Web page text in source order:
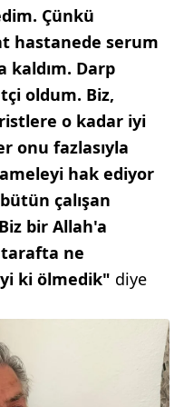
Çünkü
hastanede serum
kaldım. Darp
oldum. Biz,
o kadar iyi
onu fazlasıyla
hak ediyor
çalışan
bir Allah'a
ne
ki ölmedik" diye